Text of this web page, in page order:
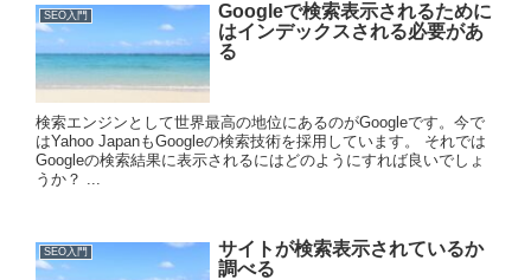
SEO入門
Googleで検索表示されるために
はインデックスされる必要があ
る
検索エンジンとして世界最高の地位にあるのがGoogleです。今で
はYahoo JapanもGoogleの検索技術を採用しています。 それでは
Googleの検索結果に表示されるにはどのようにすれば良いでしょ
うか？ ...
SEO入門
サイトが検索表示されているか
調べる